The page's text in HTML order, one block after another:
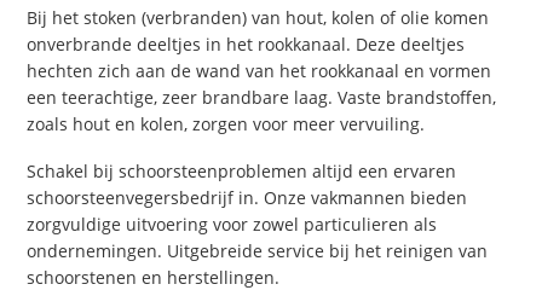
Bij het stoken (verbranden) van hout, kolen of olie komen
onverbrande deeltjes in het rookkanaal. Deze deeltjes
hechten zich aan de wand van het rookkanaal en vormen
een teerachtige, zeer brandbare laag. Vaste brandstoffen,
zoals hout en kolen, zorgen voor meer vervuiling.
Schakel bij schoorsteenproblemen altijd een ervaren
schoorsteenvegersbedrijf in. Onze vakmannen bieden
zorgvuldige uitvoering voor zowel particulieren als
ondernemingen. Uitgebreide service bij het reinigen van
schoorstenen en herstellingen.